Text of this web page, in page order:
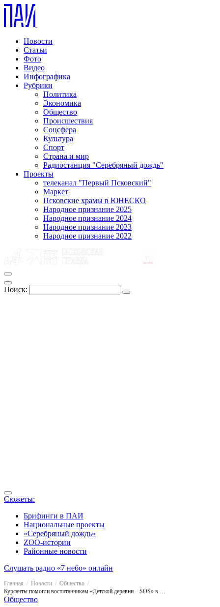
Новости
Статьи
Фото
Видео
Инфографика
Рубрики
Политика
Экономика
Общество
Происшествия
Соцсфера
Культура
Спорт
Страна и мир
Радиостанция "Серебряный дождь"
Проекты
телеканал "Первый Псковский"
Маркет
Псковские храмы в ЮНЕСКО
Народное признание 2025
Народное признание 2024
Народное признание 2023
Народное признание 2022
Поиск:
Сюжеты:
Брифинги в ПАИ
Национальные проекты
«Серебряный дождь»
ZOO-истории
Районные новости
Слушать радио «7 небо» онлайн
Главная Новости
Общество
Курсанты помогли воспитанникам «Детской деревни – SOS» в Пскове сделать подарки учителям
Общество